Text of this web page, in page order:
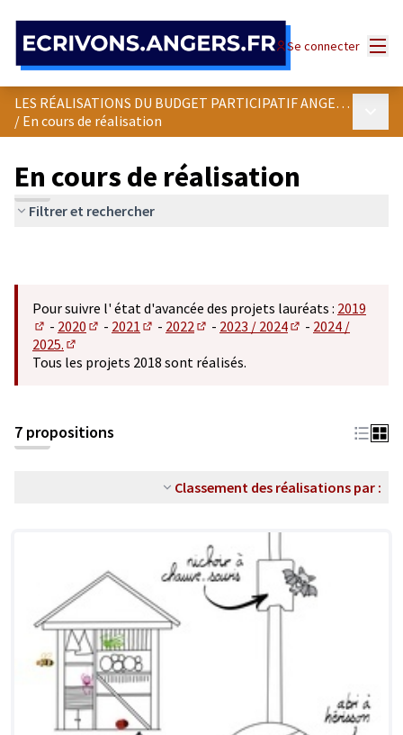
Se connecter
LES RÉALISATIONS DU BUDGET PARTICIPATIF ANGEVIN
/ En cours de réalisation
En cours de réalisation
Filtrer et rechercher
Pour suivre l' état d'avancée des projets lauréats : 2019
(S'ouvre dans un nouvel onglet)
- 2020
(S'ouvre dans un nouvel onglet)
- 2021
(S'ouvre dans un nouvel onglet)
- 2022
(S'ouvre dans un nouvel onglet)
- 2023 / 2024
(S'ouvre dans un
- 2024 /
2025.
(S'ouvre dans un nouvel onglet)
Tous les projets 2018 sont réalisés.
7 propositions
Classement des réalisations par :